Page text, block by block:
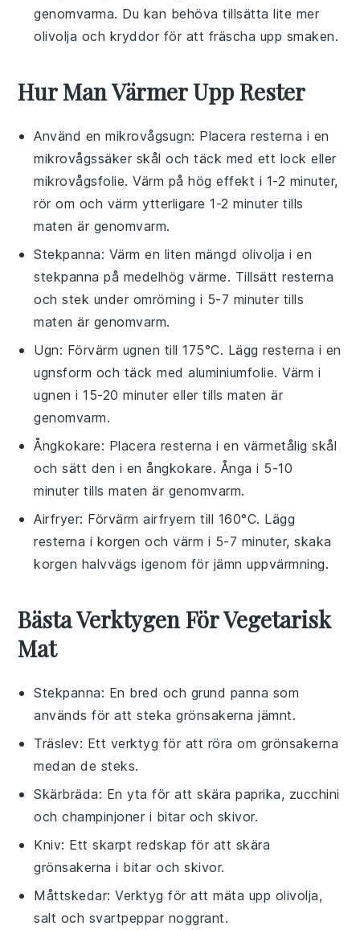
genomvarma. Du kan behöva tillsätta lite mer
olivolja och kryddor för att fräscha upp smaken.
Hur Man Värmer Upp Rester
Använd enmikrovågsugn: Placera resterna i en
mikrovågssäker skål och täck med ett lock eller
mikrovågsfolie. Värm på hög effekt i 1-2 minuter,
rör om och värm ytterligare 1-2 minuter tills
maten är genomvarm.
Stekpanna: Värm en liten mängd olivolja i en
stekpanna på medelhög värme. Tillsätt resterna
och stek under omrörning i 5-7 minuter tills
maten är genomvarm.
Ugn: Förvärm ugnen till 175°C. Lägg resterna i en
ugnsform och täck medaluminiumfolie. Värm i
ugnen i 15-20 minuter eller tills maten är
genomvarm.
Ångkokare: Placera resterna i en värmetålig skål
och sätt den i enångkokare. Ånga i 5-10
minuter tills maten är genomvarm.
Airfryer: Förvärmairfryern till 160°C. Lägg
resterna i korgen och värm i 5-7 minuter, skaka
korgen halvvägs igenom för jämn uppvärmning.
Bästa Verktygen För Vegetarisk
Mat
Stekpanna: En bred och grund panna som
används för att steka grönsakerna jämnt.
Träslev: Ett verktyg för att röra om grönsakerna
medan de steks.
Skärbräda: En yta för att skära paprika, zucchini
och champinjoner i bitar och skivor.
Kniv: Ett skarpt redskap för att skära
grönsakerna i bitar och skivor.
Måttskedar: Verktyg för att mäta upp olivolja,
salt och svartpeppar noggrant.